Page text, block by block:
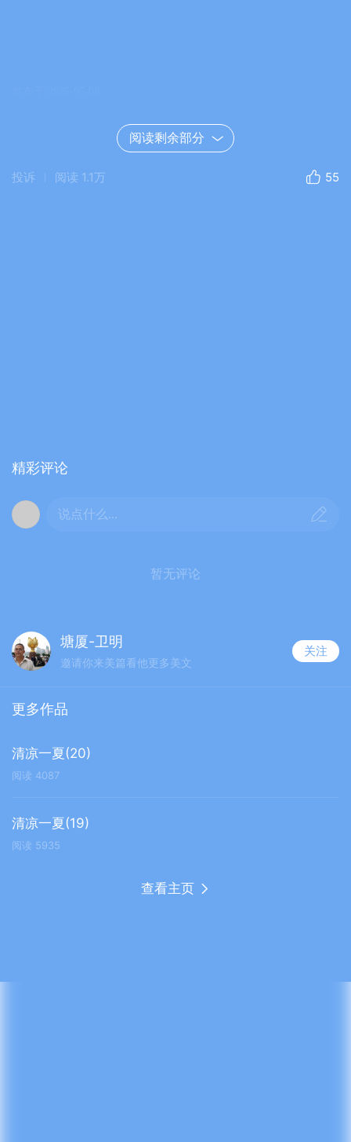
阅读剩余部分
投诉 阅读 1.1万 55
精彩评论
说点什么...
暂无评论
塘厦-卫明
邀请你来美篇看他更多美文
关注
更多作品
清凉一夏(20)
阅读 4087
清凉一夏(19)
阅读 5935
查看主页